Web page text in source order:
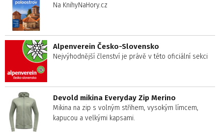
Na KnihyNaHory.cz
Alpenverein Česko-Slovensko
Nejvýhodnější členství je právě v této oficiální sekci
Devold mikina Everyday Zip Merino
Mikina na zip s volným střihem, vysokým límcem,
kapucou a velkými kapsami.